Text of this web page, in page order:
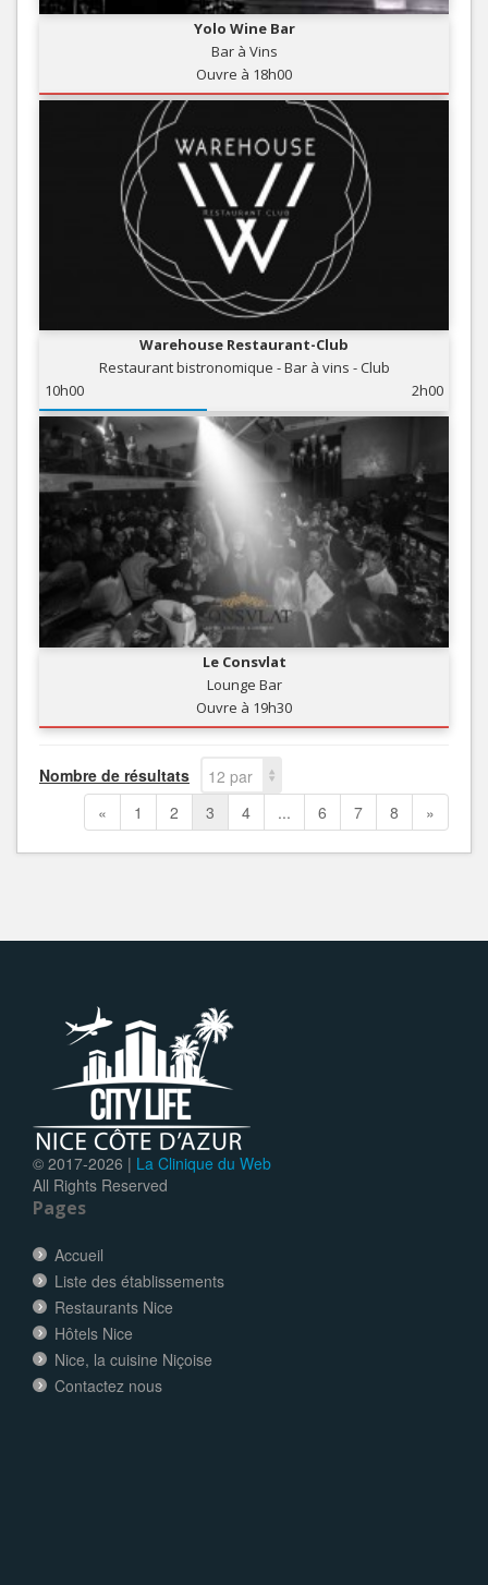
Yolo Wine Bar
Bar à Vins
Ouvre à 18h00
Warehouse Restaurant-Club
Restaurant bistronomique - Bar à vins - Club
10h00
2h00
Le Consvlat
Lounge Bar
Ouvre à 19h30
Nombre de résultats
12 par
page
« 1 2 3 4 ... 6 7 8 »
© 2017-2026 | La Clinique du Web
All Rights Reserved
Pages
Accueil
Liste des établissements
Restaurants Nice
Hôtels Nice
Nice, la cuisine Niçoise
Contactez nous